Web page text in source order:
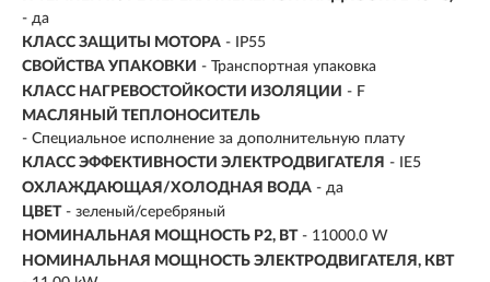
- да
КЛАСС ЗАЩИТЫ МОТОРА - IP55
СВОЙСТВА УПАКОВКИ - Транспортная упаковка
КЛАСС НАГРЕВОСТОЙКОСТИ ИЗОЛЯЦИИ - F
МАСЛЯНЫЙ ТЕПЛОНОСИТЕЛЬ
- Специальное исполнение за дополнительную плату
КЛАСС ЭФФЕКТИВНОСТИ ЭЛЕКТРОДВИГАТЕЛЯ - IE5
ОХЛАЖДАЮЩАЯ/ХОЛОДНАЯ ВОДА - да
ЦВЕТ - зеленый/серебряный
НОМИНАЛЬНАЯ МОЩНОСТЬ Р2, ВТ - 11000.0 W
НОМИНАЛЬНАЯ МОЩНОСТЬ ЭЛЕКТРОДВИГАТЕЛЯ, КВТ